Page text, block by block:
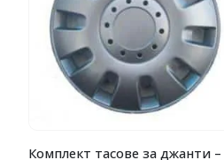
Комплект тасове за джанти –